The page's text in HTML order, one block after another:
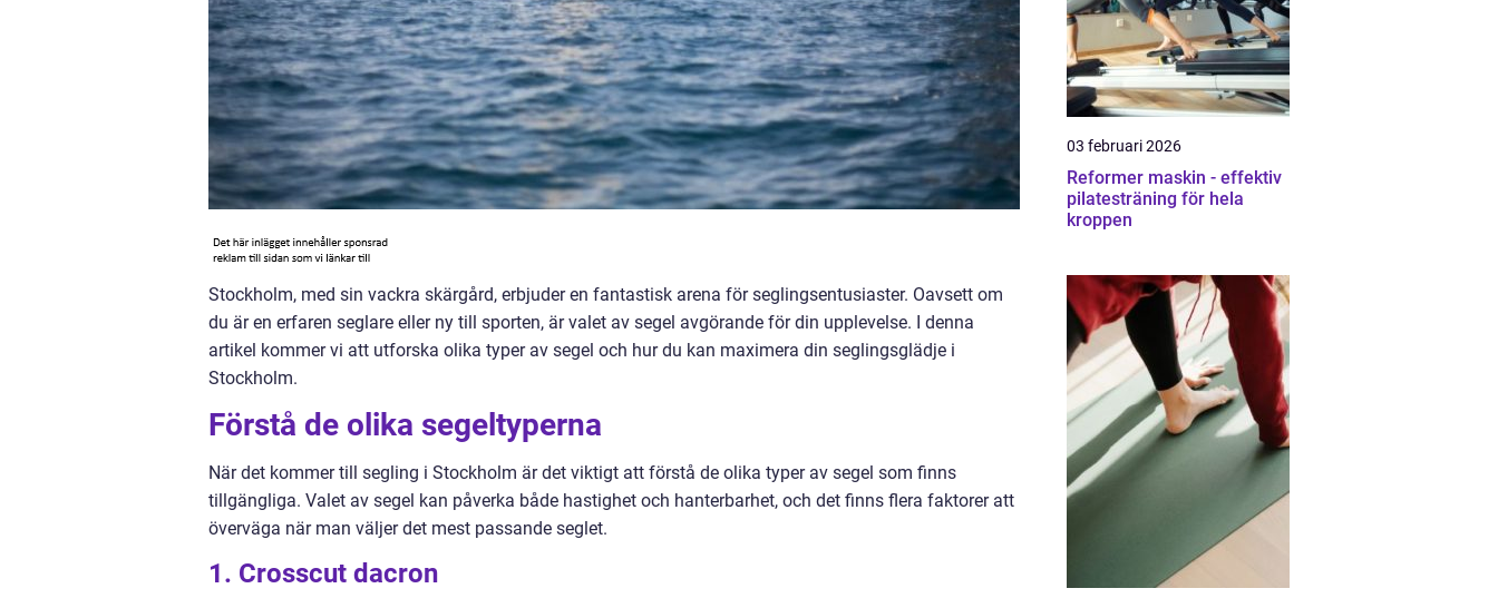
Stockholm, med sin vackra skärgård, erbjuder en fantastisk arena för seglingsentusiaster. Oavsett om
du är en erfaren seglare eller ny till sporten, är valet av segel avgörande för din upplevelse. I denna
artikel kommer vi att utforska olika typer av segel och hur du kan maximera din seglingsglädje i
Stockholm.
Förstå de olika segeltyperna
När det kommer till segling i Stockholm är det viktigt att förstå de olika typer av segel som finns
tillgängliga. Valet av segel kan påverka både hastighet och hanterbarhet, och det finns flera faktorer att
överväga när man väljer det mest passande seglet.
1. Crosscut dacron
03 februari 2026
Reformer maskin - effektiv
pilatesträning för hela
kroppen